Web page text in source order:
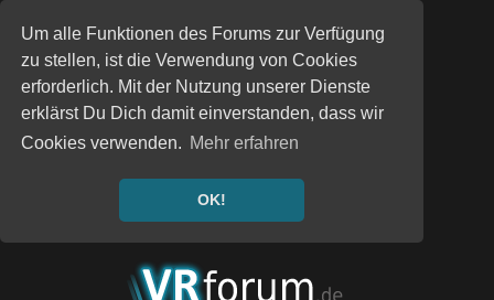
Um alle Funktionen des Forums zur Verfügung
zu stellen, ist die Verwendung von Cookies
erforderlich. Mit der Nutzung unserer Dienste
erklärst Du Dich damit einverstanden, dass wir
Cookies verwenden. Mehr erfahren
OK!